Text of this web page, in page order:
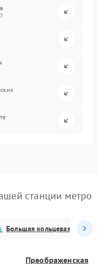
станции метро
Большая кольцевая
Преображенская